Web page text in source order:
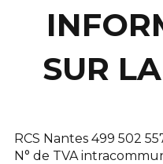
SUR
RCS Nantes 499 502
N° de TVA